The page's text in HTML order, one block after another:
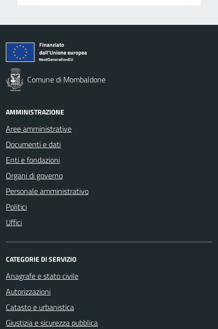
Comune di Mombaldone
AMMINISTRAZIONE
Aree amministrative
Documenti e dati
Enti e fondazioni
Organi di governo
Personale amministrativo
Politici
Uffici
CATEGORIE DI SERVIZIO
Anagrafe e stato civile
Autorizzazioni
Catasto e urbanistica
Giustizia e sicurezza pubblica